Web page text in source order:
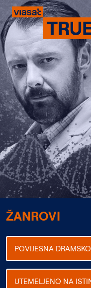
Previous
ŽANROVI
POVIJESNA
UTEMELJENO NA